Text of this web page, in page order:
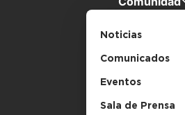
Noticias
Comunicados
Eventos
Sala de Prensa